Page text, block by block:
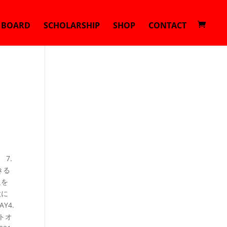
BOARD SCHOLARSHIP SHOP CONTACT
7.
る
オ